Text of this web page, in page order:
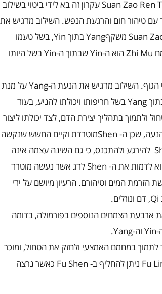
Suan Zao Ren עקרון זה בא לידי ביטוי בשילוב
עם טיהור חום והרגעת הנפש. השילוב מדגיש את
Suan משקףYang בתוך Yin, בשל טעמו
Zhi Muהוא ה-Yinשבתוך ה-Yin בשל היותו
הגוף. השילוב מדגיש את הנעת ה-Yangעל מנת
Yang בשל חריפותו ויכולתו להניע, בעוד
ולתמוך בתהליך יצירת הדם, לצד יכולתו ליצור
שכן ה- Shenמוטרדת וקיים החשש שנקשה
להירגע ולהתכנס, כי גם השינה עצמה אינה
לדמות את ה- Shen לדג אשר נעשה מוטרד
הזרמת המים וטיהורם. הרעיון מיושם על ידי
Qi, דם ונוזלים.
ארבעת הצמחים הנוספים בפורמולה, בדומה
Yin וה-Yang
.
לתמוך במחמם האמצעי ולחזק את הטחול, ומוכר
Fu ניתן להחליף ב- Fu Shen כאשר נרצה